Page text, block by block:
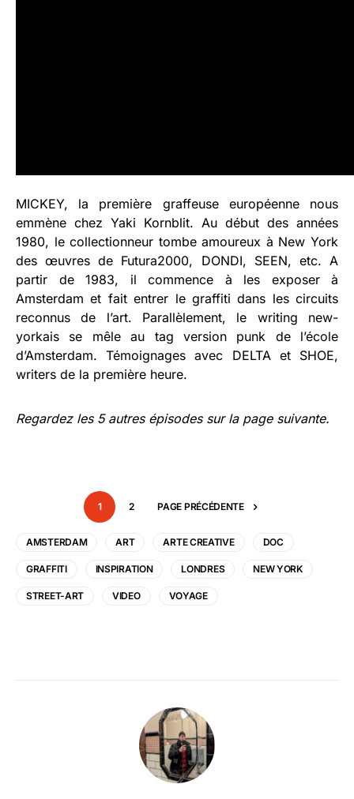
MICKEY, la première graffeuse européenne nous
emmène chez Yaki Kornblit. Au début des années
1980, le collectionneur tombe amoureux à New York
des œuvres de Futura2000, DONDI, SEEN, etc. A
partir de 1983, il commence à les exposer à
Amsterdam et fait entrer le graffiti dans les circuits
reconnus de l’art. Parallèlement, le writing new-
yorkais se mêle au tag version punk de l’école
d’Amsterdam. Témoignages avec DELTA et SHOE,
writers de la première heure.
Regardez les 5 autres épisodes sur la page suivante.
1 2 PAGE PRÉCÉDENTE
AMSTERDAM ART ARTE CREATIVE DOC
GRAFFITI INSPIRATION LONDRES NEW YORK
STREET-ART VIDEO VOYAGE